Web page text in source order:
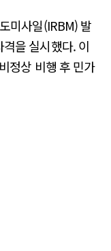
미사일(IRBM) 발
을 실시했다. 이
정상 비행 후 민가